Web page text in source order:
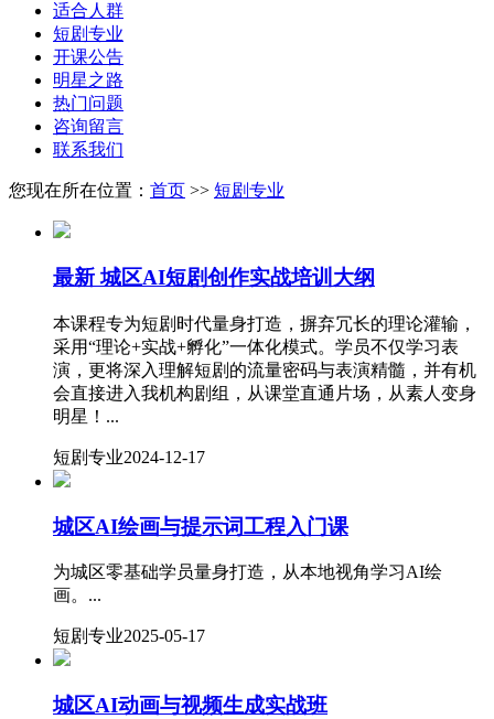
适合人群
短剧专业
开课公告
明星之路
热门问题
咨询留言
联系我们
您现在所在位置： 首页 >> 短剧专业
最新城区AI短剧创作实战培训大纲
本课程专为短剧时代量身打造，摒弃冗长的理论灌输，
采用“理论+实战+孵化”一体化模式。学员不仅学习表
演，更将深入理解短剧的流量密码与表演精髓，并有机
会直接进入我机构剧组，从课堂直通片场，从素人变身
明星！...
短剧专业2024-12-17
​城区AI绘画与提示词工程入门课
为城区零基础学员量身打造，从本地视角学习AI绘
画。...
短剧专业2025-05-17
城区AI动画与视频生成实战班